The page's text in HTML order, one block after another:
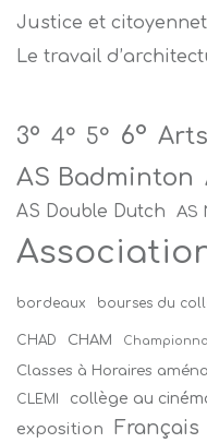
Justice et
Le travail
3° 4° 5° 6°
AS Badminton
AS Double Dutch AS
bordeaux bourses du
CHAD CHAM
Classes à Horaires
CLEMI collège au
exposition Français